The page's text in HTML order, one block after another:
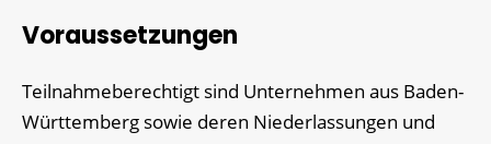
Voraussetzungen
Teilnahmeberechtigt sind Unternehmen aus Baden-
Württemberg sowie deren Niederlassungen und